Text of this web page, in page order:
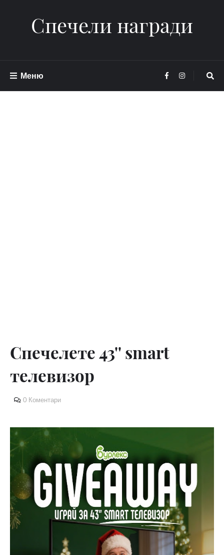
Спечели награди
Меню
Спечелете 43'' smart
телевизор
0 Коментари